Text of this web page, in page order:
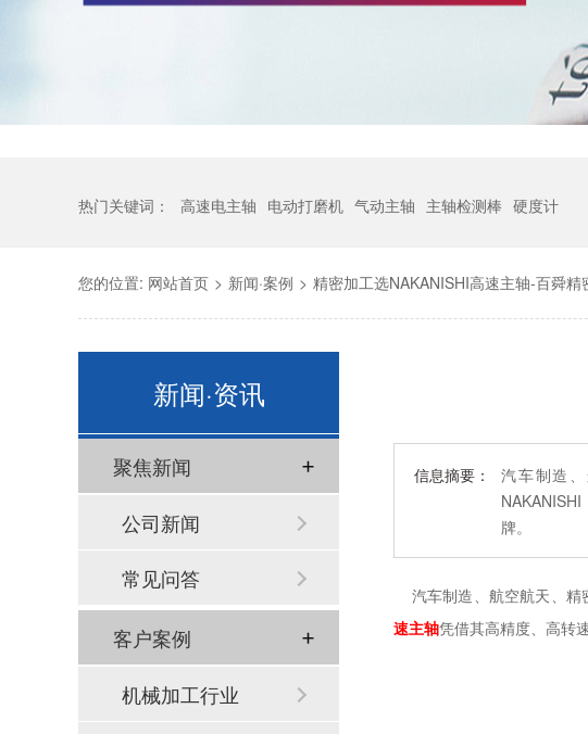
热门关键词： 高速电主轴 电动打磨机 气动主轴 主轴检测棒 硬度计
您的位置: 网站首页 > 新闻·案例 > 精密加工选NAKANISHI高速主轴-百舜精
信息摘要：
汽车制造
牌。
汽车制造、航空航天、精
速主轴凭借其高精度、高转
新闻·资讯
聚焦新闻
公司新闻
常见问答
客户案例
机械加工行业